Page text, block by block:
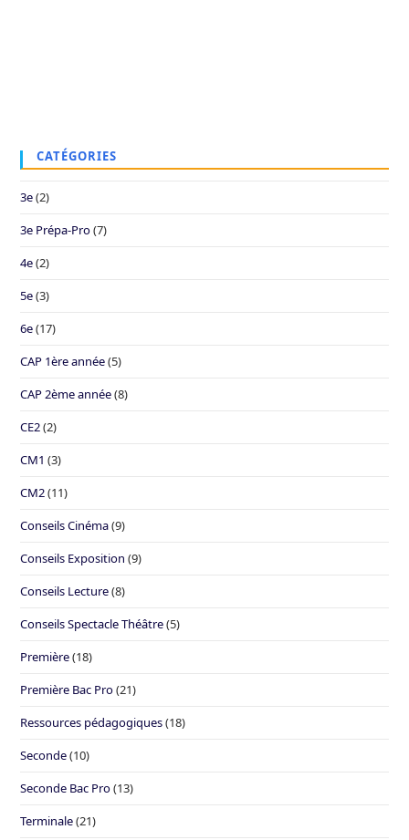
CATÉGORIES
3e(2)
3e Prépa-Pro(7)
4e(2)
5e(3)
6e(17)
CAP 1ère année(5)
CAP 2ème année(8)
CE2(2)
CM1 (3)
CM2(11)
Conseils Cinéma(9)
Conseils Exposition (9)
Conseils Lecture(8)
Conseils Spectacle Théâtre(5)
Première(18)
Première Bac Pro(21)
Ressources pédagogiques(18)
Seconde(10)
Seconde Bac Pro(13)
Terminale(21)